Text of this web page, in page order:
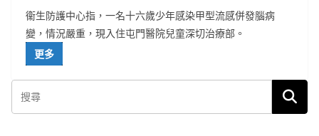
衞生防護中心指，一名十六歲少年感染甲型流感併發腦病
變，情況嚴重，現入住屯門醫院兒童深切治療部。
更多